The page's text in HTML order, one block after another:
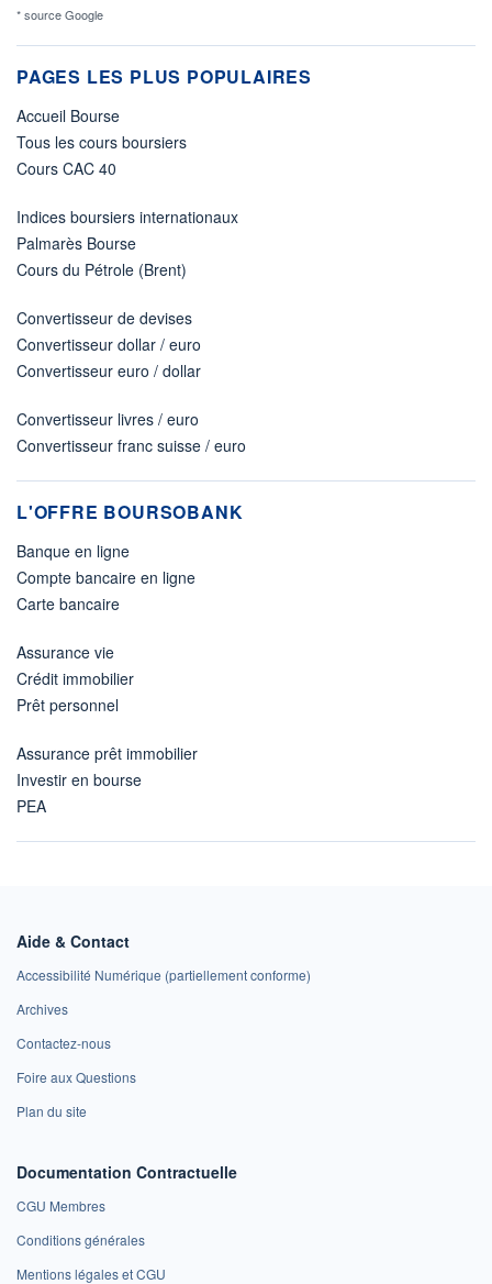
* source Google
PAGES LES PLUS POPULAIRES
Accueil Bourse
Tous les cours boursiers
Cours CAC 40
Indices boursiers internationaux
Palmarès Bourse
Cours du Pétrole (Brent)
Convertisseur de devises
Convertisseur dollar / euro
Convertisseur euro / dollar
Convertisseur livres / euro
Convertisseur franc suisse / euro
L'OFFRE BOURSOBANK
Banque en ligne
Compte bancaire en ligne
Carte bancaire
Assurance vie
Crédit immobilier
Prêt personnel
Assurance prêt immobilier
Investir en bourse
PEA
Aide & Contact
Accessibilité Numérique (partiellement conforme)
Archives
Contactez-nous
Foire aux Questions
Plan du site
Documentation Contractuelle
CGU Membres
Conditions générales
Mentions légales et CGU